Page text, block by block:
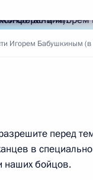
Игорем Бабушкиным
перед
в
наших бойцов.